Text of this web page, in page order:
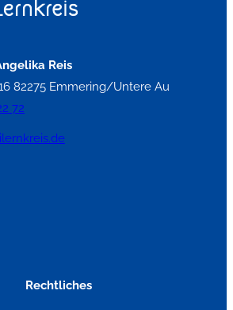
Reis
82275 Emmering/Untere Au
72
Rechtliches